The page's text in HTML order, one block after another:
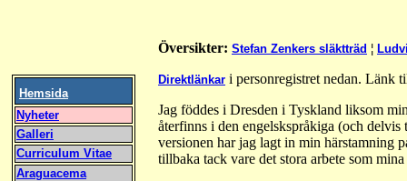
Översikter: Stefan Zenkers släktträd ¦
Direktlänkar i personregistret nedan. Länk
Jag föddes i Dresden i Tyskland liksom
återfinns i den engelskspråkiga (och
versionen har jag lagt in min härstamning
tillbaka tack vare det stora arbete som
Hemsida
Nyheter
Galleri
Curriculum Vitae
Araguacema